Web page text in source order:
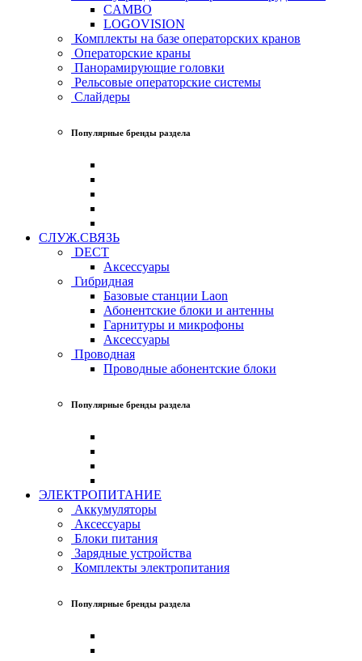
CAMBO
LOGOVISION
Комплекты на базе операторских кранов
Операторские краны
Панорамирующие головки
Рельсовые операторские системы
Слайдеры
Популярные бренды раздела
СЛУЖ.СВЯЗЬ
DECT
Аксессуары
Гибридная
Базовые станции Laon
Абонентские блоки и антенны
Гарнитуры и микрофоны
Аксессуары
Проводная
Проводные абонентские блоки
Популярные бренды раздела
ЭЛЕКТРОПИТАНИЕ
Аккумуляторы
Аксессуары
Блоки питания
Зарядные устройства
Комплекты электропитания
Популярные бренды раздела